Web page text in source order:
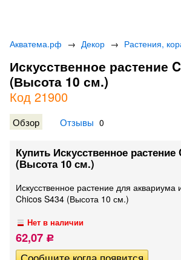
Акватема.рф → Декор → Растения,
Искусственное растение
(Высота 10 см.)
Код 21900
Обзор Отзывы 0
Купить Искусственное растение
(Высота 10 см.)
Искусственное растение для аквариума
Chicos S434 (Высота 10 см.)
Нет в наличии
62,07 Р